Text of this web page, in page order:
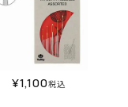
¥1,100税込